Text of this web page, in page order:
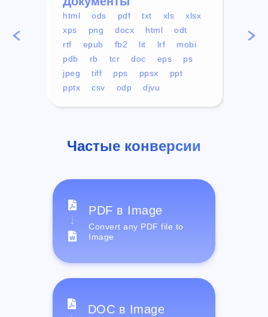
html ods pdf txt xls
xlsx
xps
png docx html
odt
rtf
epub fb2 lit lrf
mobi
pdb
rb tcr doc eps
ps
jpeg
tiff pps ppsx
ppt
pptx
csv odp djvu
mp4
Частые конверсии
PDF в Image
Convert any PDF file to
Image
DOC в Image